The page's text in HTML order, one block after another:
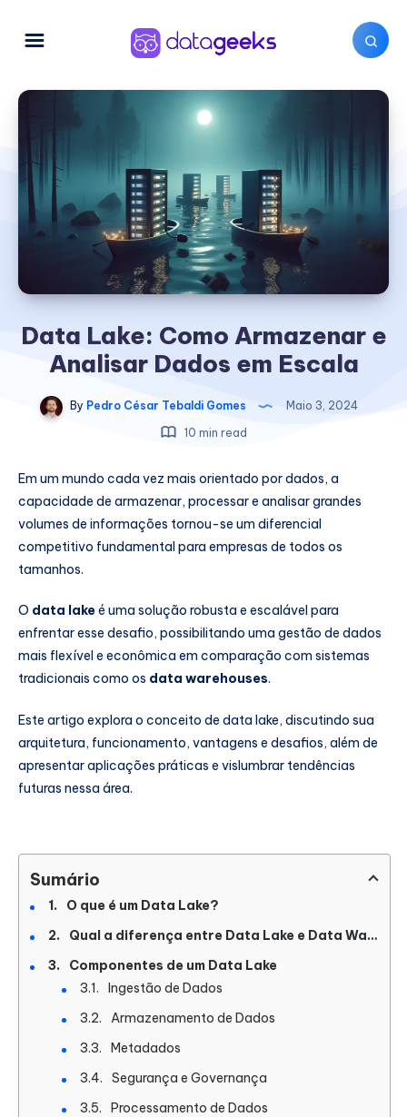
Data Lake: Como Armazenar e
Analisar Dados em Escala
By Pedro César Tebaldi Gomes
Maio 3, 2024
10 min read
Em um mundo cada vez mais orientado por dados, a
capacidade de armazenar, processar e analisar grandes
volumes de informações tornou-se um diferencial
competitivo fundamental para empresas de todos os
tamanhos.
O data lakeé uma solução robusta e escalável para
enfrentar esse desafio, possibilitando uma gestão de dados
mais flexível e econômica em comparação com sistemas
tradicionais como os data warehouses.
Este artigo explora o conceito de data lake, discutindo sua
arquitetura, funcionamento, vantagens e desafios, além de
apresentar aplicações práticas e vislumbrar tendências
futuras nessa área.
Sumário
O que é um Data Lake?
Qual a diferença entre Data Lake e Data Warehouse?
Componentes de um Data Lake
Ingestão de Dados
Armazenamento de Dados
Metadados
Segurança e Governança
Processamento de Dados